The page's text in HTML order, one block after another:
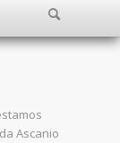
Ascanio